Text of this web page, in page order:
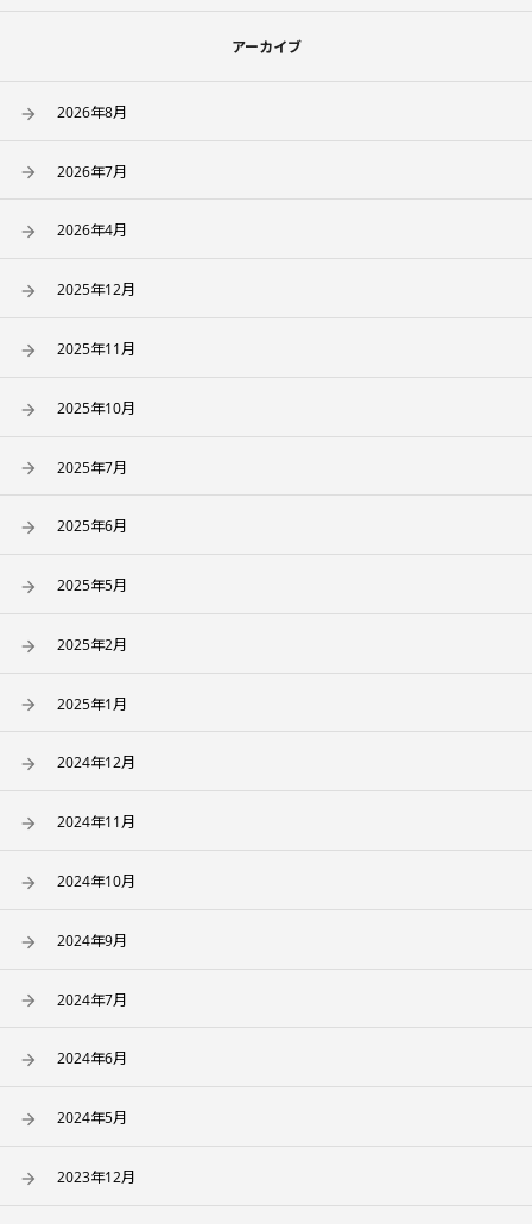
アーカイブ
2026年8月
2026年7月
2026年4月
2025年12月
2025年11月
2025年10月
2025年7月
2025年6月
2025年5月
2025年2月
2025年1月
2024年12月
2024年11月
2024年10月
2024年9月
2024年7月
2024年6月
2024年5月
2023年12月